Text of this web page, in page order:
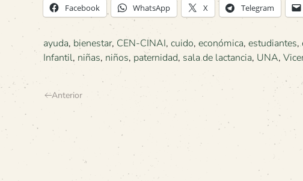
Facebook WhatsApp X Telegram
ayuda, bienestar, CEN-CINAI, cuido, económica, estudiantes,
Infantil, niñas, niños, paternidad, sala de lactancia, UNA,
Anterior